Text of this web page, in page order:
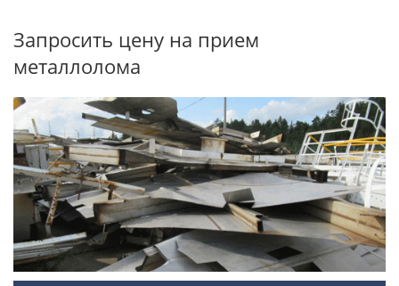
Запросить цену на прием
металлолома